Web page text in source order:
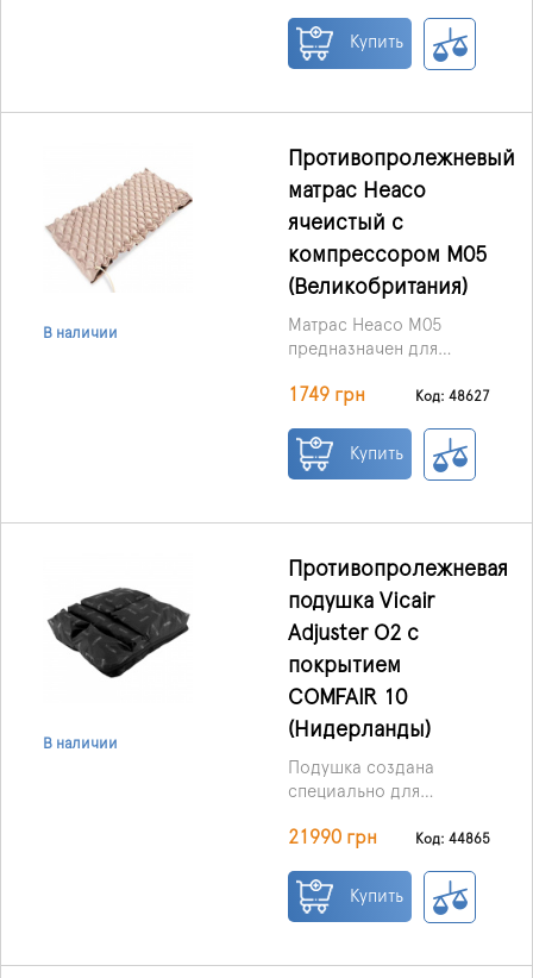
лечения пролежней у
пациентов, которые
домашних условиях
или в стационаре.
Купить
В наличии
Противопролежневый
матрас Heaco
ячеистый с
компрессором M05
(Великобритания)
Матрас Heaco M05
предназначен для
лечения пролежней I–II
рекомендован
пациентам, которые
заболеваний опорно-
нервной системы.
Используется как в
домашних условиях, так
и в медицинских
учреждениях.
1749 грн Код: 48627
Купить
В наличии
Противопролежневая
подушка Vicair
Adjuster O2 с
покрытием
COMFAIR 10
(Нидерланды)
Подушка создана
специально для
асимметрией таза и
Благодаря уникальной
конструкции она
21990 грн Код: 44865
Купить